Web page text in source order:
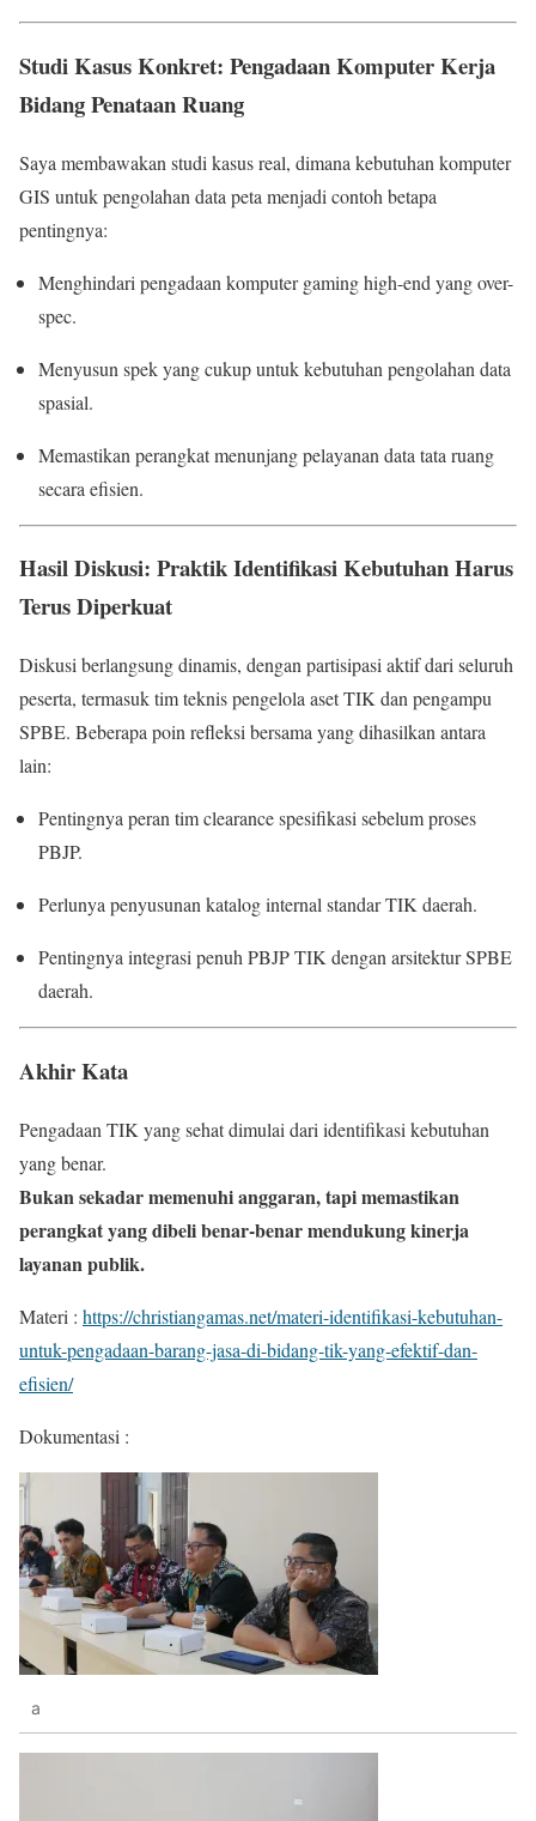
Studi Kasus Konkret: Pengadaan Komputer Kerja
Bidang Penataan Ruang
Saya membawakan studi kasus real, dimana kebutuhan komputer
GIS untuk pengolahan data peta menjadi contoh betapa
pentingnya:
Menghindari pengadaan komputer gaming high-end yang over-
spec.
Menyusun spek yang cukup untuk kebutuhan pengolahan data
spasial.
Memastikan perangkat menunjang pelayanan data tata ruang
secara efisien.
Hasil Diskusi: Praktik Identifikasi Kebutuhan Harus
Terus Diperkuat
Diskusi berlangsung dinamis, dengan partisipasi aktif dari seluruh
peserta, termasuk tim teknis pengelola aset TIK dan pengampu
SPBE. Beberapa poin refleksi bersama yang dihasilkan antara
lain:
Pentingnya peran tim clearance spesifikasi sebelum proses
PBJP.
Perlunya penyusunan katalog internal standar TIK daerah.
Pentingnya integrasi penuh PBJP TIK dengan arsitektur SPBE
daerah.
Akhir Kata
Pengadaan TIK yang sehat dimulai dari identifikasi kebutuhan
yang benar.
Bukan sekadar memenuhi anggaran, tapi memastikan
perangkat yang dibeli benar-benar mendukung kinerja
layanan publik.
Materi : https://christiangamas.net/materi-identifikasi-kebutuhan-
untuk-pengadaan-barang-jasa-di-bidang-tik-yang-efektif-dan-
efisien/
Dokumentasi :
a